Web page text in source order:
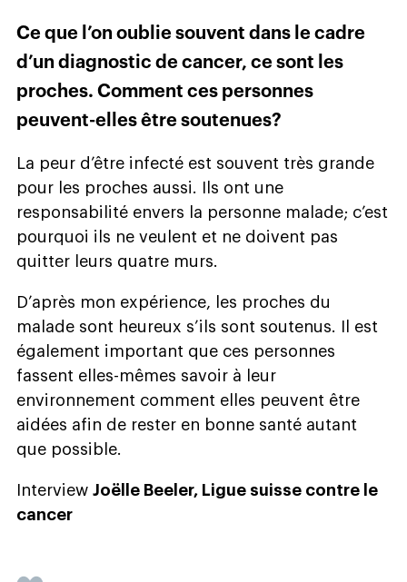
Ce que l’on oublie souvent dans le cadre
d’un diagnostic de cancer, ce sont les
proches. Comment ces personnes
peuvent-elles être soutenues?
La peur d’être infecté est souvent très grande
pour les proches aussi. Ils ont une
responsabilité envers la personne malade; c’est
pourquoi ils ne veulent et ne doivent pas
quitter leurs quatre murs.
D’après mon expérience, les proches du
malade sont heureux s’ils sont soutenus. Il est
également important que ces personnes
fassent elles-mêmes savoir à leur
environnement comment elles peuvent être
aidées afin de rester en bonne santé autant
que possible.
Interview Joëlle Beeler, Ligue suisse contre le
cancer